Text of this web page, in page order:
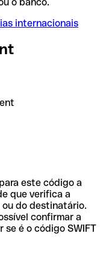
internacionais
este código a
que verifica a
do destinatário.
confirmar a
é o código SWIFT